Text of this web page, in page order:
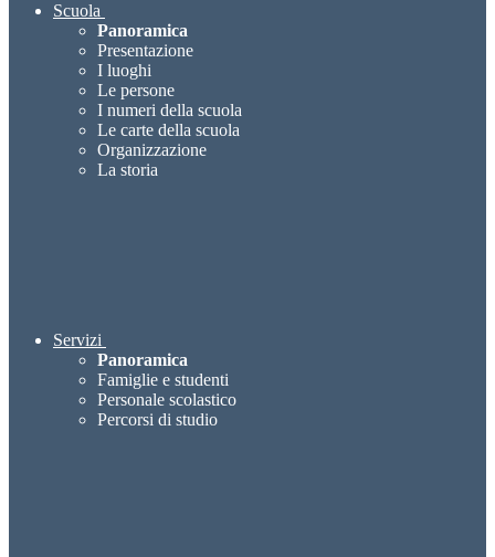
Scuola
Panoramica
Presentazione
I luoghi
Le persone
I numeri della scuola
Le carte della scuola
Organizzazione
La storia
Servizi
Panoramica
Famiglie e studenti
Personale scolastico
Percorsi di studio